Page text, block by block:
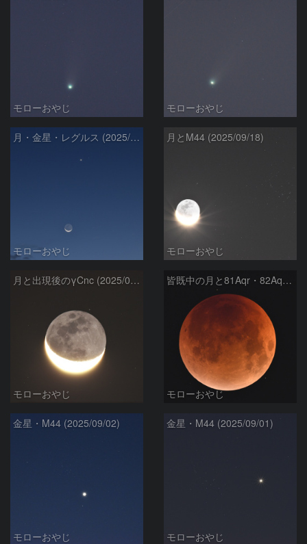
モローおやじ モローおやじ
月・金星・レグルス (2025/09/20)
モローおやじ
月とM44 (2025/09/18)
モローおやじ
月と出現後のγCnc (2025/09/18)
モローおやじ
皆既中の月と81Aqr・82Aqr (2025/09/08)
モローおやじ
金星・M44 (2025/09/02)
モローおやじ
金星・M44 (2025/09/01)
モローおやじ